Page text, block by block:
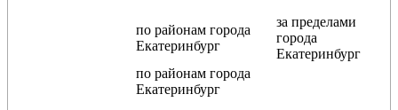
по районам города
Екатеринбург
за пределами
города
Екатеринбург
по районам города
Екатеринбург